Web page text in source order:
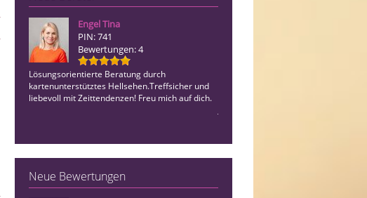
Engel Tina
PIN: 741
Bewertungen: 4
Lösungsorientierte Beratung durch
kartenunterstütztes Hellsehen.Treffsicher und
liebevoll mit Zeittendenzen! Freu mich auf dich.
Neue Bewertungen